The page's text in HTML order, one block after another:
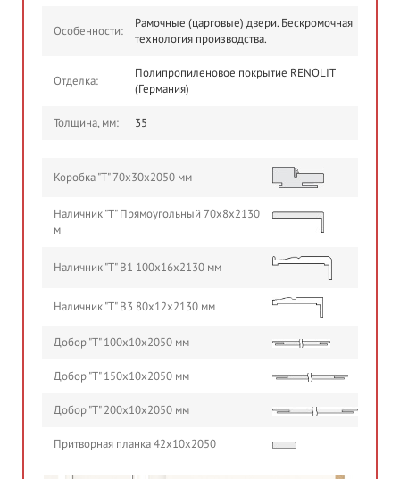
Особенности:
Рамочные (царговые) двери. Бескромочная
технология производства.
Отделка:
Полипропиленовое покрытие RENOLIT
(Германия)
Толщина, мм: 35
Коробка "Т" 70х30х2050 мм
Наличник "Т" Прямоугольный 70х8х2130
м
Наличник "Т" В1 100х16х2130 мм
Наличник "Т" В3 80х12х2130 мм
Добор "Т" 100х10х2050 мм
Добор "Т" 150х10х2050 мм
Добор "Т" 200х10х2050 мм
Притворная планка 42х10х2050